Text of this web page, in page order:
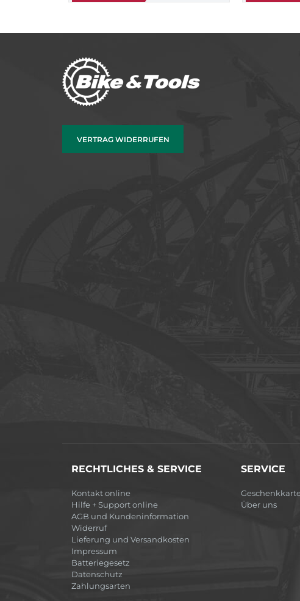
VERTRAG WIDERRUFEN
RECHTLICHES & SERVICE
Kontakt online
Hilfe + Support online
AGB und Kundeninformation
Widerruf
Lieferung und Versandkosten
Impressum
Batteriegesetz
Datenschutz
Zahlungsarten
SERVICE
Über uns